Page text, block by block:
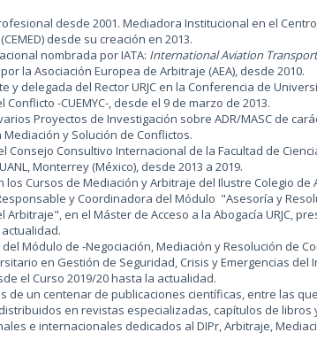
desde 2001. Mediadora Institucional en el
desde su creación en 2013.
nombrada por IATA: International Aviation
la Asociación Europea de Arbitraje (AEA), desde 2010.
y delegada del Rector URJC en la Conferencia de
Conflicto -CUEMYC-, desde el 9 de marzo de 2013.
Proyectos de Investigación sobre ADR/MASC de
y Solución de Conflictos.
Consejo Consultivo Internacional de la Facultad de
Monterrey (México), desde 2013 a 2019.
los Cursos de Mediación y Arbitraje del Ilustre Colegio de
y Coordinadora del Módulo "Asesoría y
Arbitraje", en el Máster de Acceso a la Abogacía URJC,
Módulo de -Negociación, Mediación y Resolución de
en Gestión de Seguridad, Crisis y Emergencias del
el Curso 2019/20 hasta la actualidad.
de un centenar de publicaciones científicas, entre las
en revistas especializadas, capítulos de libros
e internacionales dedicados al DIPr, Arbitraje,